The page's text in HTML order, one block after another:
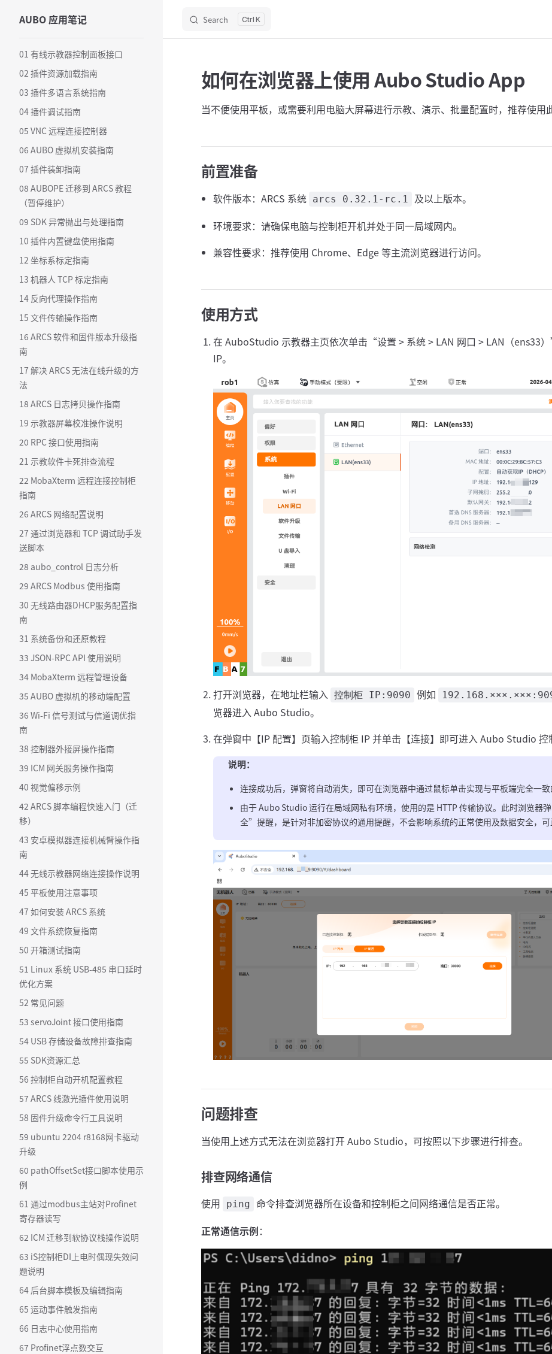
Skip to content
AUBO 应用笔记 Search K
01 有线示教器控制面板接口
02 插件资源加载指南
03 插件多语言系统指南
04 插件调试指南
05 VNC 远程连接控制器
06 AUBO 虚拟机安装指南
07 插件装卸指南
08 AUBOPE 迁移到 ARCS 教程
（暂停维护）
09 SDK 异常抛出与处理指南
10 插件内置键盘使用指南
12 坐标系标定指南
13 机器人 TCP 标定指南
14 反向代理操作指南
15 文件传输操作指南
16 ARCS 软件和固件版本升级指
南
17 解决 ARCS 无法在线升级的方
法
18 ARCS 日志拷贝操作指南
19 示教器屏幕校准操作说明
20 RPC 接口使用指南
21 示教软件卡死排查流程
22 MobaXterm 远程连接控制柜
指南
26 ARCS 网络配置说明
27 通过浏览器和 TCP 调试助手发
送脚本
28 aubo_control 日志分析
29 ARCS Modbus 使用指南
30 无线路由器DHCP服务配置指
南
31 系统备份和还原教程
33 JSON-RPC API 使用说明
34 MobaXterm 远程管理设备
35 AUBO 虚拟机的移动端配置
36 Wi-Fi 信号测试与信道调优指
南
38 控制器外接屏操作指南
39 ICM 网关服务操作指南
40 视觉偏移示例
42 ARCS 脚本编程快速入门（迁
移）
43 安卓模拟器连接机械臂操作指
南
44 无线示教器网络连接操作说明
45 平板使用注意事项
47 如何安装 ARCS 系统
49 文件系统恢复指南
50 开箱测试指南
51 Linux 系统 USB-485 串口延时
优化方案
52 常见问题
53 servoJoint 接口使用指南
54 USB 存储设备故障排查指南
55 SDK资源汇总
56 控制柜自动开机配置教程
57 ARCS 线激光插件使用说明
58 固件升级命令行工具说明
59 ubuntu 2204 r8168网卡驱动
升级
60 pathOffsetSet接口脚本使用示
例
61 通过modbus主站对Profinet
寄存器读写
62 ICM 迁移到软协议栈操作说明
63 iS控制柜DI上电时偶现失效问
题说明
64 后台脚本模板及编辑指南
65 运动事件触发指南
66 日志中心使用指南
67 Profinet浮点数交互
如何在浏览器上使用 Aubo Studio App
当不便使用平板，或需要利用电脑大屏幕进行示教、演示、批量配置时，推荐使用
前置准备
软件版本：ARCS 系统 arcs 0.32.1-rc.1
及以上版本。
环境要求：请确保电脑与控制柜开机并处于同一局域网内。
兼容性要求：推荐使用 Chrome、Edge 等主流浏览器进行访问。
使用方式
在 AuboStudio 示教器主页依次单击“设置 > 系统 > LAN 网口 > LAN（ens33
IP。
打开浏览器，在地址栏输入 控制柜 IP:9090 例如
览器进入 Aubo Studio。
在弹窗中【IP 配置】页输入控制柜 IP 并单击【连接】即可进入 Aubo Studio 控
说明：
连接成功后，弹窗将自动消失，即可在浏览器中通过鼠标单击实现与平板端完全一致
由于 Aubo Studio 运行在局域网私有环境，使用的是 HTTP 传输协议。此时浏览器
全”提醒，是针对非加密协议的通用提醒，不会影响系统的正常使用及数据安全，可
问题排查
当使用上述方式无法在浏览器打开 Aubo Studio，可按照以下步骤进行排查。
排查网络通信
使用 ping 命令排查浏览器所在设备和控制柜之间网络通信是否正常。
正常通信示例：